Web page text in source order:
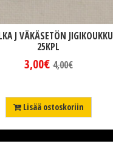
J VÄKÄSETÖN JIGIKOUKKU
25KPL
3,00€ 4,00€
Lisää ostoskoriin